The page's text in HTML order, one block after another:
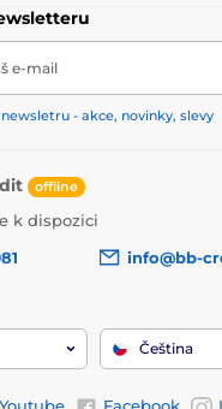
e-mail
- akce, novinky, slevy
offline
k dispozici
info@bb-
Čeština